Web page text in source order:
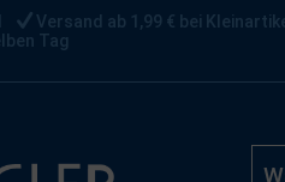
Versand ab 1,99 € bei
Tag